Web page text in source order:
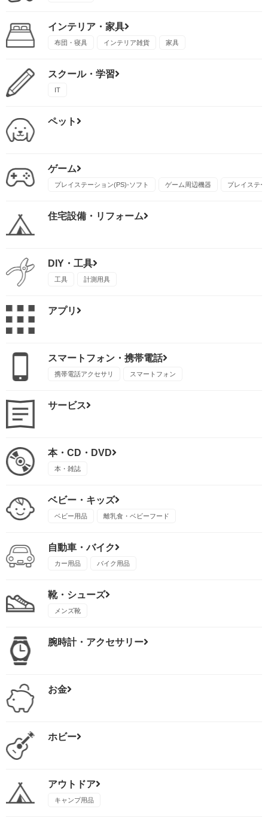
インテリア・家具
布団・寝具 インテリア雑貨 家具
スクール・学習
IT
ペット
ゲーム
プレイステーション(PS)-ソフト ゲーム周辺機器 プレイステ
住宅設備・リフォーム
DIY・工具
工具 計測用具
アプリ
スマートフォン・携帯電話
携帯電話アクセサリ スマートフォン
サービス
本・CD・DVD
本・雑誌
ベビー・キッズ
ベビー用品 離乳食・ベビーフード
自動車・バイク
カー用品 バイク用品
靴・シューズ
メンズ靴
腕時計・アクセサリー
お金
ホビー
アウトドア
キャンプ用品